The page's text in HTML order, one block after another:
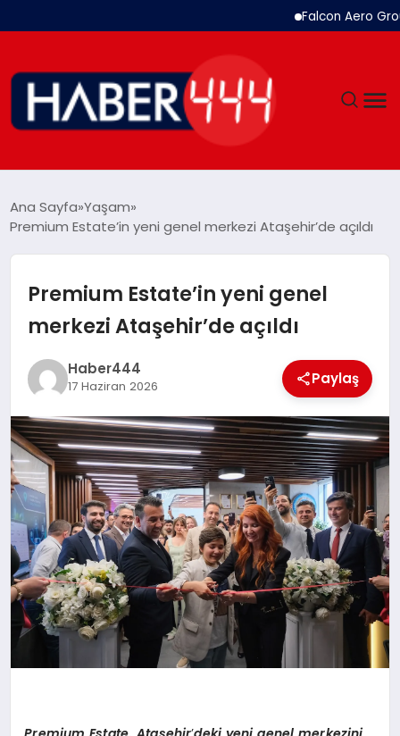
Falcon Aero Group,
DÜNYA
EKONOMI
SPOR
TEKNOLOJI
MAGAZIN
EGITIM
YAŞAM
Ana Sayfa Yaşam
Premium Estate’in yeni genel merkezi Ataşehir’de açıldı
Premium Estate’in yeni genel
merkezi Ataşehir’de açıldı
Haber444
17 Haziran 2026 Paylaş